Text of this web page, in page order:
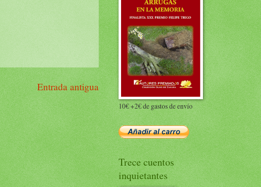
Entrada antigua
10€ +2€ de gastos de envío
Trece cuentos
inquietantes